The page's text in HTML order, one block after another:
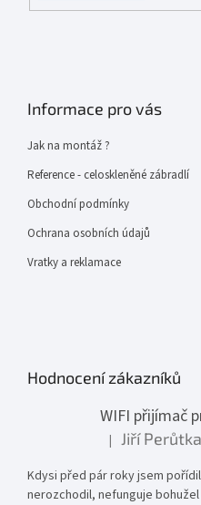
Informace pro vás
Jak na montáž ?
Reference - celoskleněné zábradlí
Obchodní podmínky
Ochrana osobních údajů
Vratky a reklamace
Hodnocení zákazníků
WIFI přijímač
Hodnocení
| Jiří Perůtka
Kdysi před pár roky jsem
nerozchodil, nefunguje bohužel